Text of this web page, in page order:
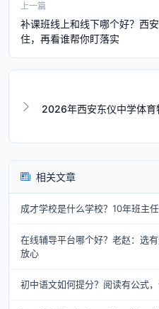
上一篇
补课班线上和线下哪个好？西
住，再看谁帮你盯落实
2026年西安东仪中学体育
相关文章
成才学校是什么学校？10年班主
在线辅导平台哪个好？老赵：选
放心
初中语文如何提分？阅读有公式